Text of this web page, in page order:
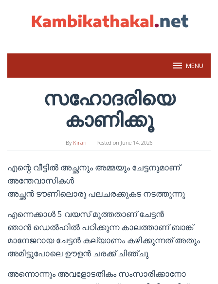
MENU
സഹോദരിയെ
കാണിക്കൂ
By Kiran Posted on June 14, 2026
എന്റെ വീട്ടിൽ അച്ഛനും അമ്മയും ചേട്ടനുമാണ്
അന്തേവാസികള്‍
അച്ഛൻ ടൗണിലൊരു പലചരക്കുകട നടത്തുന്നു
എന്നെക്കാൾ 5 വയസ് മൂത്തതാണ് ചേട്ടൻ
ഞാൻ ഡെൽഹിൽ പഠിക്കുന്ന കാലത്താണ് ബാങ്ക്
മാനേജറായ ചേട്ടൻ കല്യാണം കഴിക്കുന്നത് അതും
അമിട്ടുപോലെ ഊളൻ ചരക്ക് ചിഞ്ചു
അന്നൊന്നും അവളോടതികം സംസാരിക്കാനോ